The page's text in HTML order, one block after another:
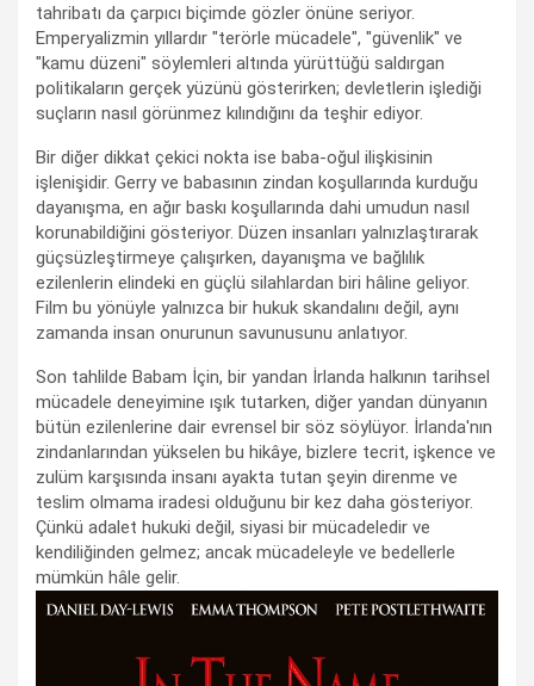
tahribatı da çarpıcı biçimde gözler önüne seriyor.
Emperyalizmin yıllardır "terörle mücadele", "güvenlik" ve
"kamu düzeni" söylemleri altında yürüttüğü saldırgan
politikaların gerçek yüzünü gösterirken; devletlerin işlediği
suçların nasıl görünmez kılındığını da teşhir ediyor.
Bir diğer dikkat çekici nokta ise baba-oğul ilişkisinin
işlenişidir. Gerry ve babasının zindan koşullarında kurduğu
dayanışma, en ağır baskı koşullarında dahi umudun nasıl
korunabildiğini gösteriyor. Düzen insanları yalnızlaştırarak
güçsüzleştirmeye çalışırken, dayanışma ve bağlılık
ezilenlerin elindeki en güçlü silahlardan biri hâline geliyor.
Film bu yönüyle yalnızca bir hukuk skandalını değil, aynı
zamanda insan onurunun savunusunu anlatıyor.
Son tahlilde Babam İçin, bir yandan İrlanda halkının tarihsel
mücadele deneyimine ışık tutarken, diğer yandan dünyanın
bütün ezilenlerine dair evrensel bir söz söylüyor. İrlanda'nın
zindanlarından yükselen bu hikâye, bizlere tecrit, işkence ve
zulüm karşısında insanı ayakta tutan şeyin direnme ve
teslim olmama iradesi olduğunu bir kez daha gösteriyor.
Çünkü adalet hukuki değil, siyasi bir mücadeledir ve
kendiliğinden gelmez; ancak mücadeleyle ve bedellerle
mümkün hâle gelir.